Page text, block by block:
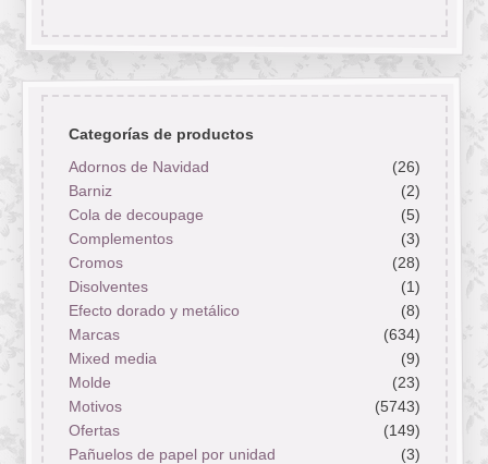
Categorías de productos
Adornos de Navidad
(26)
Barniz
(2)
Cola de decoupage
(5)
Complementos
(3)
Cromos
(28)
Disolventes
(1)
Efecto dorado y metálico
(8)
Marcas
(634)
Mixed media
(9)
Molde
(23)
Motivos
(5743)
Ofertas
(149)
Pañuelos de papel por unidad
(3)